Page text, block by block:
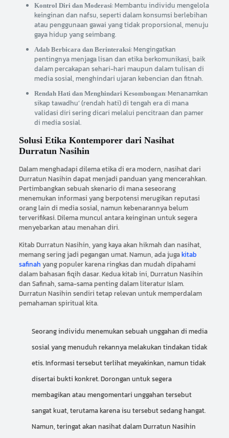
Kontrol Diri dan Moderasi: Membantu individu mengelola
keinginan dan nafsu, seperti dalam konsumsi berlebihan
atau penggunaan gawai yang tidak proporsional, menuju
gaya hidup yang seimbang.
Adab Berbicara dan Berinteraksi: Mengingatkan
pentingnya menjaga lisan dan etika berkomunikasi, baik
dalam percakapan sehari-hari maupun dalam tulisan di
media sosial, menghindari ujaran kebencian dan fitnah.
Rendah Hati dan Menghindari Kesombongan: Menanamkan
sikap tawadhu’ (rendah hati) di tengah era di mana
validasi diri sering dicari melalui pencitraan dan pamer
di media sosial.
Solusi Etika Kontemporer dari Nasihat
Durratun Nasihin
Dalam menghadapi dilema etika di era modern, nasihat dari
Durratun Nasihin dapat menjadi panduan yang mencerahkan.
Pertimbangkan sebuah skenario di mana seseorang
menemukan informasi yang berpotensi merugikan reputasi
orang lain di media sosial, namun kebenarannya belum
terverifikasi. Dilema muncul antara keinginan untuk segera
menyebarkan atau menahan diri.
Kitab Durratun Nasihin, yang kaya akan hikmah dan nasihat,
memang sering jadi pegangan umat. Namun, ada jugakitab
safinah yang populer karena ringkas dan mudah dipahami
dalam bahasan fiqih dasar. Kedua kitab ini, Durratun Nasihin
dan Safinah, sama-sama penting dalam literatur Islam.
Durratun Nasihin sendiri tetap relevan untuk memperdalam
pemahaman spiritual kita.
Seorang individu menemukan sebuah unggahan di media
sosial yang menuduh rekannya melakukan tindakan tidak
etis. Informasi tersebut terlihat meyakinkan, namun tidak
disertai bukti konkret. Dorongan untuk segera
membagikan atau mengomentari unggahan tersebut
sangat kuat, terutama karena isu tersebut sedang hangat.
Namun, teringat akan nasihat dalam Durratun Nasihin